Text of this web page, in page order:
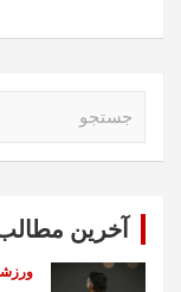
آخرین